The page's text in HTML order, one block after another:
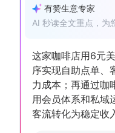
认证服务商
有赞生意专家
AI 秒读全文重点，为
这家咖啡店用6元
序实现自助点单、
力成本；再通过咖
用会员体系和私域
客流转化为稳定收